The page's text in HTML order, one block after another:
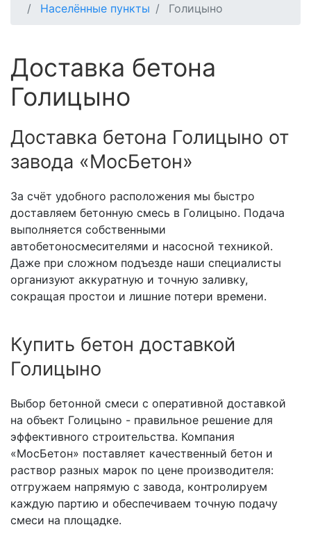
Населённые пункты
Голицыно
Доставка бетона
Голицыно
Доставка бетона Голицыно от
завода «МосБетон»
За счёт удобного расположения мы быстро
доставляем бетонную смесь в Голицыно. Подача
выполняется собственными
автобетоносмесителями и насосной техникой.
Даже при сложном подъезде наши специалисты
организуют аккуратную и точную заливку,
сокращая простои и лишние потери времени.
Купить бетон доставкой
Голицыно
Выбор бетонной смеси с оперативной доставкой
на объект Голицыно - правильное решение для
эффективного строительства. Компания
«МосБетон» поставляет качественный бетон и
раствор разных марок по цене производителя:
отгружаем напрямую с завода, контролируем
каждую партию и обеспечиваем точную подачу
смеси на площадке.